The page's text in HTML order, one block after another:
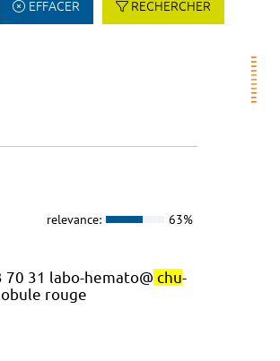
EFFACER RECHERCHER
relevance: 63%
31 labo-hemato@ chu-
rouge